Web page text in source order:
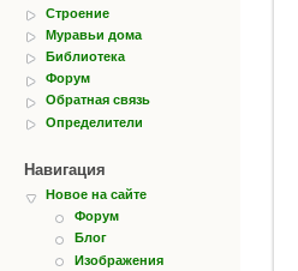
Строение
Муравьи дома
Библиотека
Форум
Обратная связь
Определители
Навигация
Новое на сайте
Форум
Блог
Изображения